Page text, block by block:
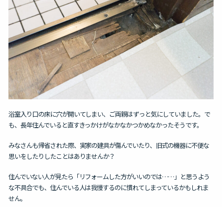
浴室入り口の床に穴が開いてしまい、ご両親はずっと気にしていました。 で
も、長年住んでいると直すきっかけがなかなかつかめなかったそうです。
みなさんも帰省された際、実家の建具が傷んでいたり、旧式の機器に不便な
思いをしたりしたことはありませんか？
住んでいない人が見たら「リフォームした方がいいのでは……」と思うよう
な不具合でも、住んでいる人は我慢するのに慣れてしまっているかもしれま
せん。